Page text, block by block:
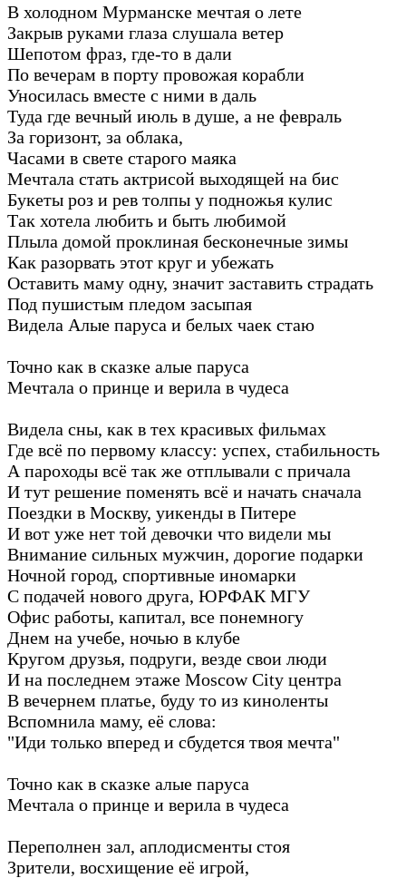
В холодном Мурманске мечтая о лете
Закрыв руками глаза слушала ветер
Шепотом фраз, где-то в дали
По вечерам в порту провожая корабли
Уносилась вместе с ними в даль
Туда где вечный июль в душе, а не февраль
За горизонт, за облака,
Часами в свете старого маяка
Мечтала стать актрисой выходящей на бис
Букеты роз и рев толпы у подножья кулис
Так хотела любить и быть любимой
Плыла домой проклиная бесконечные зимы
Как разорвать этот круг и убежать
Оставить маму одну, значит заставить страдать
Под пушистым пледом засыпая
Видела Алые паруса и белых чаек стаю
Точно как в сказке алые паруса
Мечтала о принце и верила в чудеса
Видела сны, как в тех красивых фильмах
Где всё по первому классу: успех, стабильность
А пароходы всё так же отплывали с причала
И тут решение поменять всё и начать сначала
Поездки в Москву, уикенды в Питере
И вот уже нет той девочки что видели мы
Внимание сильных мужчин, дорогие подарки
Ночной город, спортивные иномарки
С подачей нового друга, ЮРФАК МГУ
Офис работы, капитал, все понемногу
Днем на учебе, ночью в клубе
Кругом друзья, подруги, везде свои люди
И на последнем этаже Moscow City центра
В вечернем платье, буду то из киноленты
Вспомнила маму, её слова:
"Иди только вперед и сбудется твоя мечта"
Точно как в сказке алые паруса
Мечтала о принце и верила в чудеса
Переполнен зал, аплодисменты стоя
Зрители, восхищение её игрой,